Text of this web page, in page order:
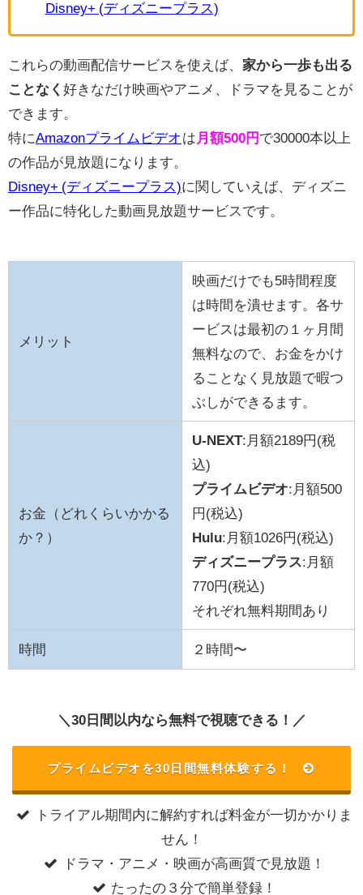
Disney+ (ディズニープラス)
これらの動画配信サービスを使えば、 家から一歩も出る
ことなく 好きなだけ映画やアニメ、ドラマを見ることが
できます。
特にAmazonプライムビデオ は 月額500円 で30000本以上
の作品が見放題になります。
Disney+ (ディズニープラス)に関していえば、ディズニ
ー作品に特化した動画見放題サービスです。
メリット
映画だけでも5時間程度
は時間を潰せます。各サ
ービスは最初の１ヶ月間
無料なので、お金をかけ
ることなく見放題で暇つ
ぶしができるます。
お金（どれくらいかかる
か？）
U-NEXT:月額2189円(税
込)
プライムビデオ:月額500
円(税込)
Hulu:月額1026円(税込)
ディズニープラス:月額
770円(税込)
それぞれ無料期間あり
時間 ２時間〜
＼30日間以内なら無料で視聴できる！／
プライムビデオを30日間無料体験する！
トライアル期間内に解約すれば料金が一切かかりま
せん！
ドラマ・アニメ・映画が高画質で見放題！
たったの３分で簡単登録！